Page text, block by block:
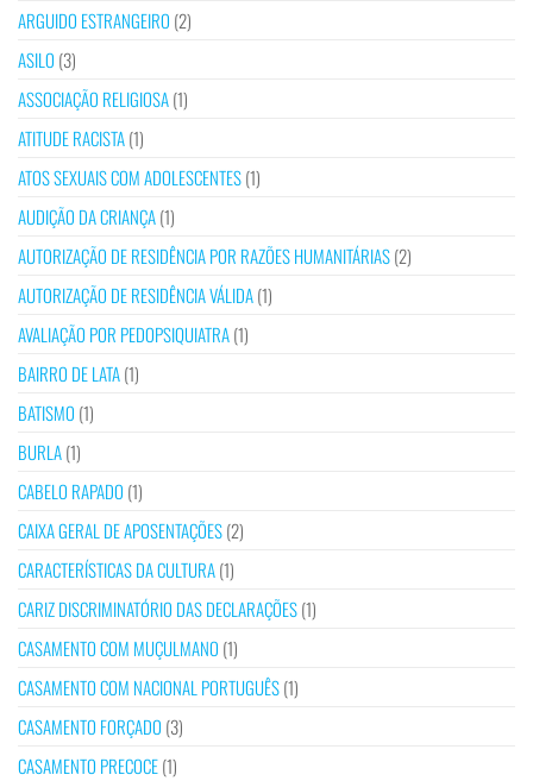
ARGUIDO ESTRANGEIRO (2)
ASILO (3)
ASSOCIAÇÃO RELIGIOSA(1)
ATITUDE RACISTA(1)
ATOS SEXUAIS COM ADOLESCENTES(1)
AUDIÇÃO DA CRIANÇA(1)
AUTORIZAÇÃO DE RESIDÊNCIA POR RAZÕES HUMANITÁRIAS(2)
AUTORIZAÇÃO DE RESIDÊNCIA VÁLIDA(1)
AVALIAÇÃO POR PEDOPSIQUIATRA(1)
BAIRRO DE LATA(1)
BATISMO (1)
BURLA(1)
CABELO RAPADO (1)
CAIXA GERAL DE APOSENTAÇÕES(2)
CARACTERÍSTICAS DA CULTURA(1)
CARIZ DISCRIMINATÓRIO DAS DECLARAÇÕES(1)
CASAMENTO COM MUÇULMANO (1)
CASAMENTO COM NACIONAL PORTUGUÊS(1)
CASAMENTO FORÇADO (3)
CASAMENTO PRECOCE(1)